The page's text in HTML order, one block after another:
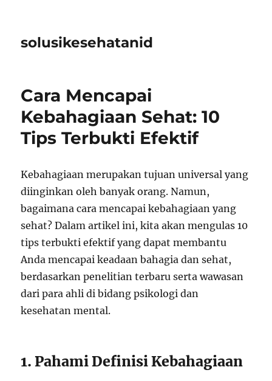
solusikesehatanid
Cara Mencapai
Kebahagiaan Sehat: 10
Tips Terbukti Efektif
Kebahagiaan merupakan tujuan universal yang
diinginkan oleh banyak orang. Namun,
bagaimana cara mencapai kebahagiaan yang
sehat? Dalam artikel ini, kita akan mengulas 10
tips terbukti efektif yang dapat membantu
Anda mencapai keadaan bahagia dan sehat,
berdasarkan penelitian terbaru serta wawasan
dari para ahli di bidang psikologi dan
kesehatan mental.
1. Pahami Definisi Kebahagiaan